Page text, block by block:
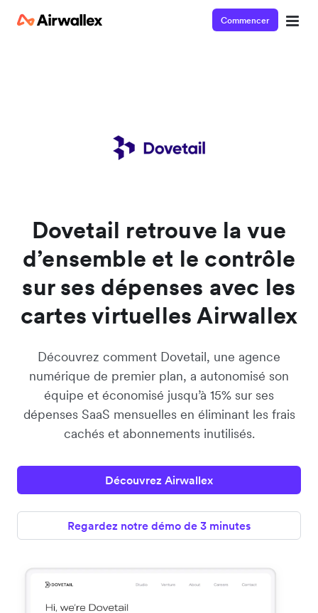
Commencer
Dovetail retrouve la vue
d’ensemble et le contrôle
sur ses dépenses avec les
cartes virtuelles Airwallex
Découvrez comment Dovetail, une agence
numérique de premier plan, a autonomisé son
équipe et économisé jusqu’à 15% sur ses
dépenses SaaS mensuelles en éliminant les frais
cachés et abonnements inutilisés.
Découvrez Airwallex
Regardez notre démo de 3 minutes